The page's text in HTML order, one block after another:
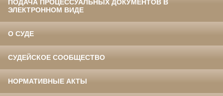
ПОДАЧА ПРОЦЕССУАЛЬНЫХ ДОКУМЕНТОВ В
ЭЛЕКТРОННОМ ВИДЕ
О СУДЕ
СУДЕЙСКОЕ СООБЩЕСТВО
НОРМАТИВНЫЕ АКТЫ